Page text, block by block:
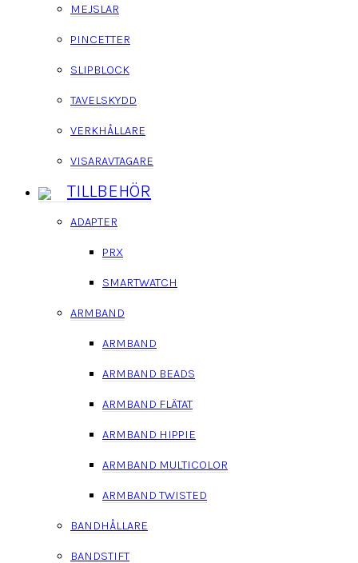
MEJSLAR
PINCETTER
SLIPBLOCK
TAVELSKYDD
VERKHÅLLARE
VISARAVTAGARE
TILLBEHÖR
ADAPTER
PRX
SMARTWATCH
ARMBAND
ARMBAND
ARMBAND BEADS
ARMBAND FLÄTAT
ARMBAND HIPPIE
ARMBAND MULTICOLOR
ARMBAND TWISTED
BANDHÅLLARE
BANDSTIFT